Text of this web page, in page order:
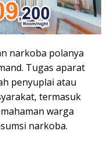
narkoba polanya
Tugas aparat
penyuplai atau
termasuk
warga
narkoba.